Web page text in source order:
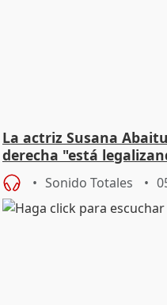
La actriz Susana
derecha "está
Sonido Totales